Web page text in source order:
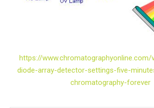
https://
diode-array-detector-settings-five-
chromatography-forever